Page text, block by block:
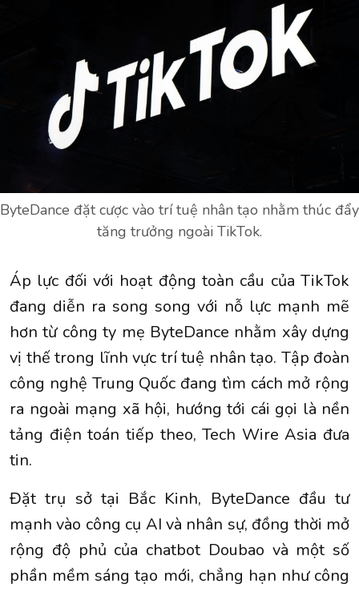
ByteDance đặt cược vào trí tuệ nhân tạo nhằm thúc đẩy
tăng trưởng ngoài TikTok.
Áp lực đối với hoạt động toàn cầu của TikTok
đang diễn ra song song với nỗ lực mạnh mẽ
hơn từ công ty mẹ ByteDance nhằm xây dựng
vị thế trong lĩnh vực trí tuệ nhân tạo. Tập đoàn
công nghệ Trung Quốc đang tìm cách mở rộng
ra ngoài mạng xã hội, hướng tới cái gọi là nền
tảng điện toán tiếp theo, Tech Wire Asia đưa
tin.
Đặt trụ sở tại Bắc Kinh, ByteDance đầu tư
mạnh vào công cụ AI và nhân sự, đồng thời mở
rộng độ phủ của chatbot Doubao và một số
phần mềm sáng tạo mới, chẳng hạn như công